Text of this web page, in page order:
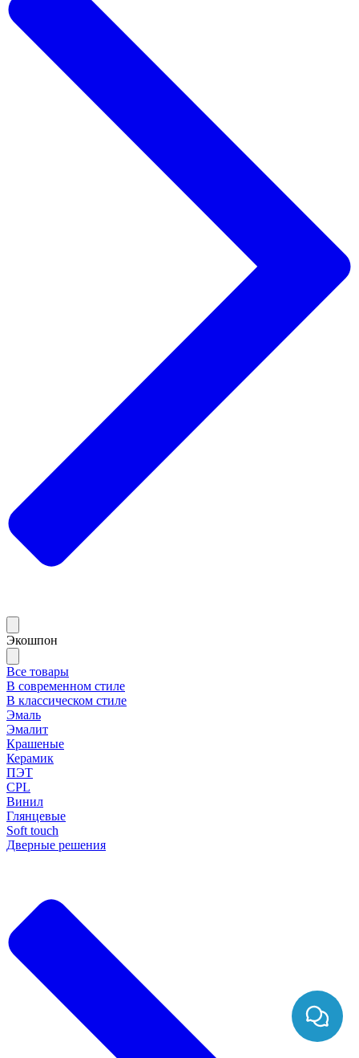
Экошпон
Все товары
В современном стиле
В классическом стиле
Эмаль
Эмалит
Крашеные
Керамик
ПЭТ
CPL
Винил
Глянцевые
Soft touch
Дверные решения